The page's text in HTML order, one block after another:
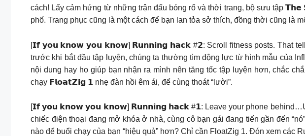
cách! Lấy cảm hứng từ những trận đấu bóng rổ và thời trang, bộ sưu tập
phố. Trang phục cũng là một cách để bạn lan tỏa sở thích, đồng thời cũng là
[𝗜𝗳 𝘆𝗼𝘂 𝗸𝗻𝗼𝘄 𝘆𝗼𝘂 𝗸𝗻𝗼𝘄] 𝗥𝘂𝗻𝗻𝗶𝗻𝗴 𝗵𝗮𝗰𝗸 #𝟮: Scroll fitness posts. That tell
trước khi bắt đầu tập luyện, chúng ta thường tìm động lực từ hình mẫu của
nội dung hay ho giúp bạn nhận ra mình nên tăng tốc tập luyện hơn, chắc
chạy 𝗙𝗹𝗼𝗮𝘁𝗭𝗶𝗴 𝟭 nhẹ đàn hồi êm ái, để cùng thoát “lười”.
[𝗜𝗳 𝘆𝗼𝘂 𝗸𝗻𝗼𝘄 𝘆𝗼𝘂 𝗸𝗻𝗼𝘄] 𝗥𝘂𝗻𝗻𝗶𝗻𝗴 𝗵𝗮𝗰𝗸 #𝟭: Leave your phone
chiếc điện thoại đang mở khóa ở nhà, cùng cô bạn gái đang tiến gần đến
nào để buổi chạy của bạn “hiệu quả” hơn? Chỉ cần FloatZig 1. Đón xem các